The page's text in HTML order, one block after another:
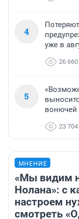
4
уже в
26 660
5
вонючей
23 704
МНЕНИЕ
«Мы видим
Нолана»: с
настроем
смотреть